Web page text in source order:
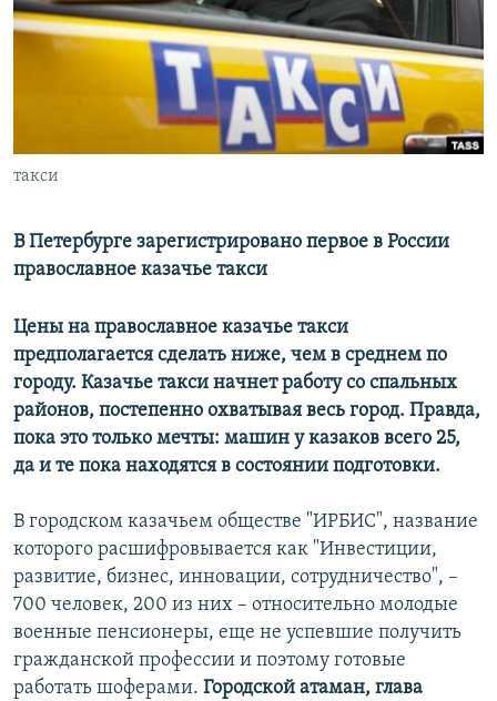
РАСПИСАНИЕ ВЕЩАНИЯ
ПОДПИШИТЕСЬ НА РАССЫЛКУ
СОЦИАЛЬНЫЕ СЕТИ
Все сайты РСЕ/РС
такси
В Петербурге зарегистрировано первое в России
православное казачье такси
Цены на православное казачье такси
предполагается сделать ниже, чем в среднем по
городу. Казачье такси начнет работу со спальных
районов, постепенно охватывая весь город. Правда,
пока это только мечты: машин у казаков всего 25,
да и те пока находятся в состоянии подготовки.
В городском казачьем обществе "ИРБИС", название
которого расшифровывается как "Инвестиции,
развитие, бизнес, инновации, сотрудничество", –
700 человек, 200 из них – относительно молодые
военные пенсионеры, еще не успевшие получить
гражданской профессии и поэтому готовые
работать шоферами. Городской атаман, глава